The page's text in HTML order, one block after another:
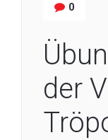
0
der